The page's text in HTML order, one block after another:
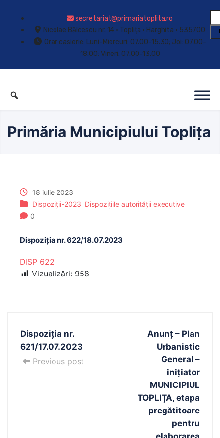
secretariat@primariatoplita.ro
Nicolae Bălcescu nr. 14 • Toplița • Harghita • 535700
Orar casierie: Luni-Miercuri: 07.00-15.30; Joi: 07.00-
18.00; Vineri: 07.00-13.00
Primăria Municipiului Toplița
18 iulie 2023
Dispoziții-2023, Dispozițiile autorității executive
0
Dispoziția nr. 622/18.07.2023
DISP 622
Vizualizări: 958
Dispoziția nr.
621/17.07.2023
Previous post
Anunț – Plan
Urbanistic
General –
inițiator
MUNICIPIUL
TOPLIȚA, etapa
pregătitoare
pentru
elaborarea